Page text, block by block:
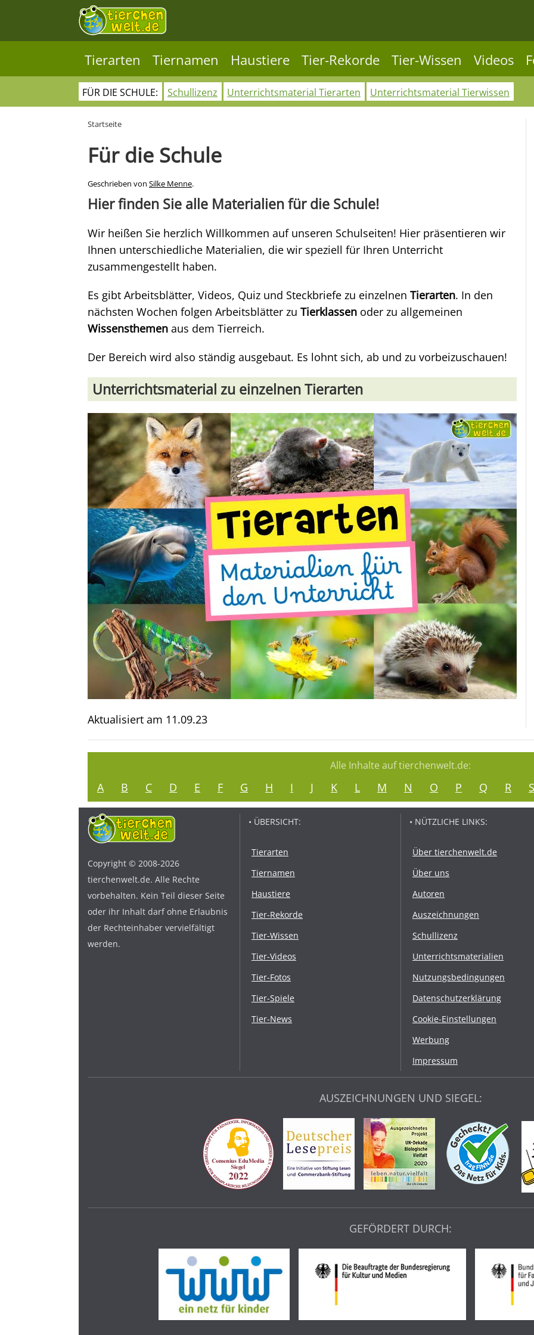
Tierarten Tiernamen Haustiere Tier-Rekorde Tier-Wissen Videos
FÜR DIE SCHULE: Schullizenz Unterrichtsmaterial Tierarten Unterrichtsmaterial Tierwissen
Startseite
Für die Schule
Geschrieben von Silke Menne.
Hier finden Sie alle Materialien für die Schule!
Wir heißen Sie herzlich Willkommen auf unseren Schulseiten! Hier präsentieren wir
Ihnen unterschiedliche Materialien, die wir speziell für Ihren Unterricht
zusammengestellt haben.
Es gibt Arbeitsblätter, Videos, Quiz und Steckbriefe zu einzelnen Tierarten. In den
nächsten Wochen folgen Arbeitsblätter zu Tierklassen oder zu allgemeinen
Wissensthemen aus dem Tierreich.
Der Bereich wird also ständig ausgebaut. Es lohnt sich, ab und zu vorbeizuschauen!
Unterrichtsmaterial zu einzelnen Tierarten
Aktualisiert am 11.09.23
Alle Inhalte auf tierchenwelt.de:
A B C D E F G H I J K L M N O P Q R S
Copyright © 2008-2026
tierchenwelt.de. Alle Rechte
vorbehalten. Kein Teil dieser Seite
oder ihr Inhalt darf ohne Erlaubnis
der Rechteinhaber vervielfältigt
werden.
• ÜBERSICHT:
Tierarten
Tiernamen
Haustiere
Tier-Rekorde
Tier-Wissen
Tier-Videos
Tier-Fotos
Tier-Spiele
Tier-News
• NÜTZLICHE LINKS:
Über tierchenwelt.de
Über uns
Autoren
Auszeichnungen
Schullizenz
Unterrichtsmaterialien
Nutzungsbedingungen
Datenschutzerklärung
Cookie-Einstellungen
Werbung
Impressum
AUSZEICHNUNGEN UND SIEGEL:
GEFÖRDERT DURCH: